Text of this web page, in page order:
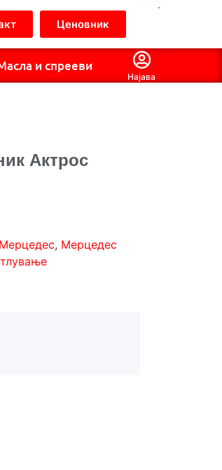
Ценовник
.
и спрееви
Најава
Актрос
Мерцедес, Мерцедес